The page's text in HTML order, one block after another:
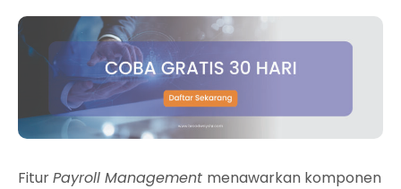
FiturPayroll Management menawarkan komponen